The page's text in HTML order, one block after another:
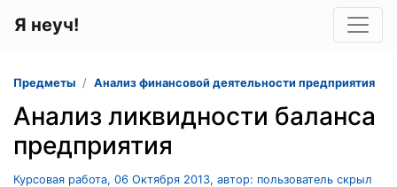
Я неуч!
Предметы Анализ финансовой деятельности предприятия
Анализ ликвидности баланса
предприятия
Курсовая работа, 06 Октября 2013, автор: пользователь скрыл